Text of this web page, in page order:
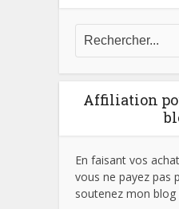
Affiliation
En faisant vos
vous ne payez pas
soutenez mon blog